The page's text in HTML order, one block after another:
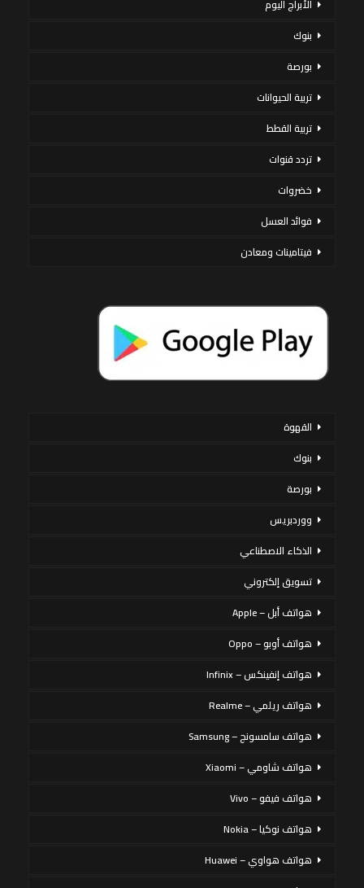
الأبراج اليوم
بنوك
بورصة
تربية الحيوانات
تربية القطط
تردد قنوات
خضروات
فوائد العسل
فيتامينات ومعادن
القهوة
بنوك
بورصة
ووردبريس
الذكاء الاصطناعي
تسويق إلكتروني
هواتف أبل – Apple
هواتف أوبو – Oppo
هواتف إنفينكس – Infinix
هواتف ريلمي – Realme
هواتف سامسونج – Samsung
هواتف شاومي – Xiaomi
هواتف فيفو – Vivo
هواتف نوكيا – Nokia
هواتف هواوي – Huawei